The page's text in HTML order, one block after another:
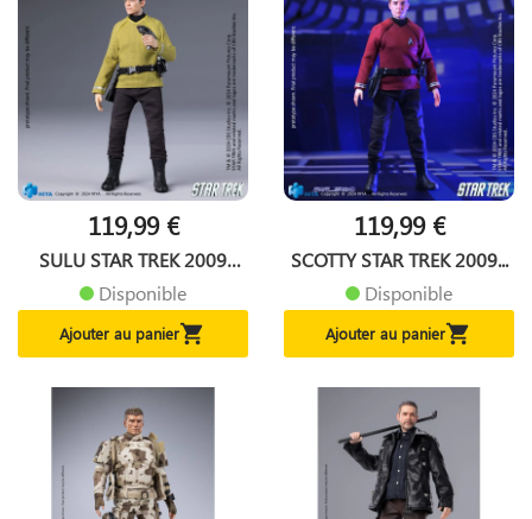
119,99 €
SULU STAR TREK 2009
Disponible
Ajouter au panier
119,99 €
SCOTTY STAR TREK 2009...
Disponible
Ajouter au panier